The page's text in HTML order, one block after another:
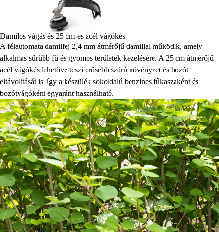
Damilos vágás és 25 cm-es acél vágókés
A félautomata damilfej 2,4 mm átmérőjű damillal működik, amely
alkalmas sűrűbb fű és gyomos területek kezelésére. A 25 cm átmérőjű
acél vágókés lehetővé teszi erősebb szárú növényzet és bozót
eltávolítását is, így a készülék sokoldalú benzines fűkaszaként és
bozótvágóként egyaránt használható.